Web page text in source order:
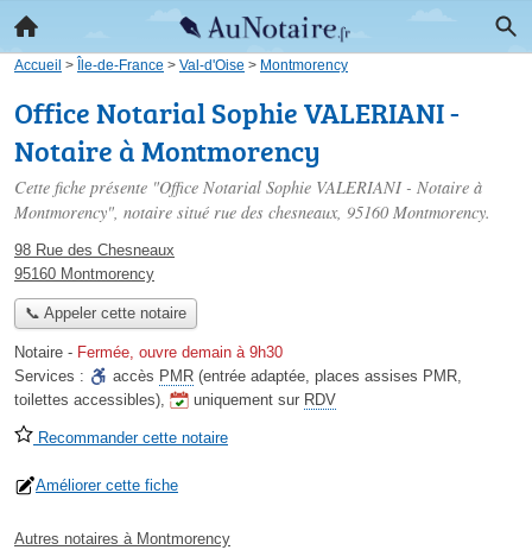
Accueil > Île-de-France > Val-d'Oise > Montmorency
Office Notarial Sophie VALERIANI -
Notaire à Montmorency
Cette fiche présente "Office Notarial Sophie VALERIANI - Notaire à
Montmorency", notaire situé rue des chesneaux, 95160 Montmorency.
98 Rue des Chesneaux
95160 Montmorency
📞 Appeler cette notaire
Notaire - Fermée, ouvre demain à 9h30
Services :
accès PMR (entrée adaptée, places assises PMR,
toilettes accessibles), uniquement sur RDV
Recommander cette notaire
Améliorer cette fiche
Autres notaires à Montmorency